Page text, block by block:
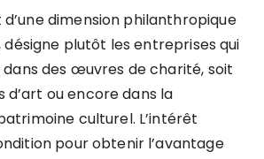
dimension philanthropique
désigne plutôt les entreprises qui
des œuvres de charité, soit
ou encore dans la
culturel. L’intérêt
pour obtenir l’avantage